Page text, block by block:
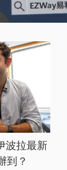
波拉最新
到？